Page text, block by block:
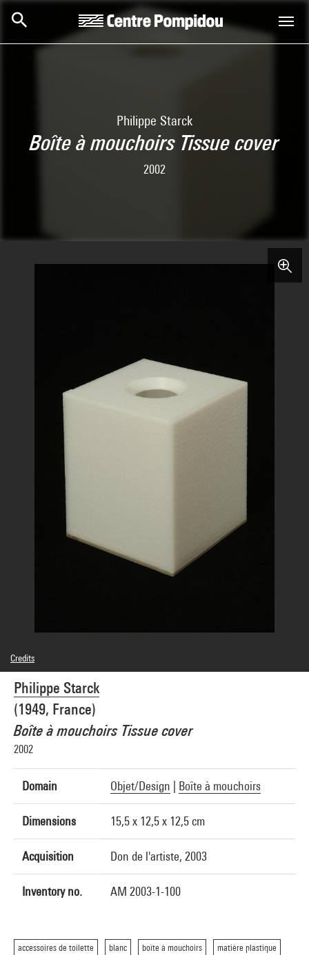
Philippe Starck
Boîte à mouchoirs Tissue cover
2002
Philippe Starck
(1949, France)
Boîte à mouchoirs Tissue cover
2002
Domain Objet/Design Boîte à mouchoirs
Dimensions 15,5 x 12,5 x 12,5 cm
Acquisition Don de l'artiste, 2003
Inventory no. AM 2003-1-100
accessoires de toilette blanc boîte à mouchoirs matière plastique
Credits
© Philippe Starck
Photo credits : Centre Pompidou, MNAM-CCI/Georges Meguerditchian/Dist.
GrandPalaisRmn
Image reference : 4N40059
Image presentation :GrandPalaisRmnPhoto